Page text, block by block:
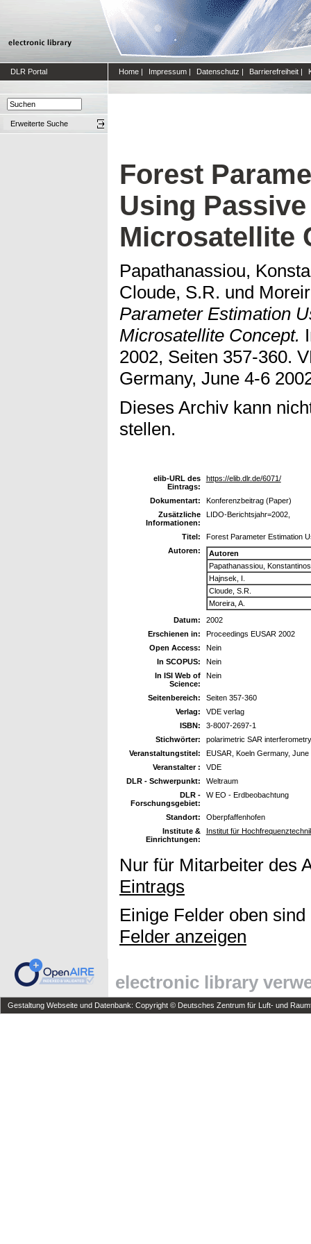
DLR Portal Home | Impressum | Datenschutz | Barrierefreiheit |
Erweiterte Suche
Forest
Using
Microsatellite
Papathanassiou,
Cloude, S.R. und
Parameter Estimation
Microsatellite Concept.
2002, Seiten 357-360.
Germany, June 4-6
Dieses Archiv kann
stellen.
elib-URL des
Eintrags:
https://elib.dlr.de/6071/
Dokumentart:
Konferenzbeitrag (Paper)
Zusätzliche
Informationen:
LIDO-Berichtsjahr=2002,
Titel:
Forest Parameter Estimation
Autoren:
Autoren
Papathanassiou, Konstantinos
Hajnsek, I.
Cloude, S.R.
Moreira, A.
Datum:
2002
Erschienen in:
Proceedings EUSAR 2002
Open Access:
Nein
In SCOPUS:
Nein
In ISI Web of
Science:
Nein
Seitenbereich:
Seiten 357-360
Verlag:
VDE verlag
ISBN:
3-8007-2697-1
Stichwörter:
polarimetric SAR
Veranstaltungstitel:
EUSAR, Koeln Germany, June
Veranstalter :
VDE
DLR - Schwerpunkt:
Weltraum
DLR -
Forschungsgebiet:
W EO - Erdbeobachtung
Standort:
Oberpfaffenhofen
Institute &
Einrichtungen:
Institut für
Nur für Mitarbeiter des
Eintrags
Einige Felder oben
Felder anzeigen
electronic library
Gestaltung Webseite und Datenbank: Copyright © Deutsches Zentrum für Luft- und